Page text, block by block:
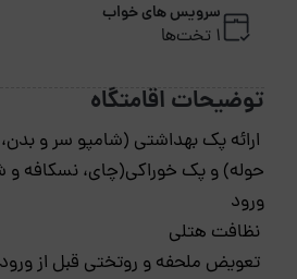
سرویس های خواب
1 تخت‌ها
توضیحات اقامتگاه
ارائه پک بهداشتی (شامپو سر و
حوله) و پک خوراکی(چای، نسکافه و
ورود
نظافت هتلی
تعویض ملحفه و روتختی قبل از